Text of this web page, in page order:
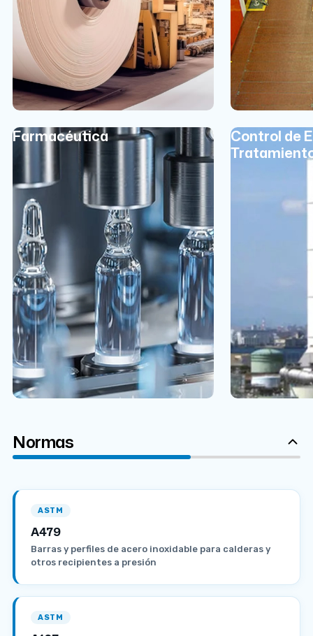
Farmacéutica
Control de
Normas
ASTM
A479
Barras y perfiles de acero inoxidable para calderas y
otros recipientes a presión
ASTM